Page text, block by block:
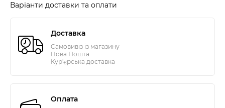
Варіанти доставки та оплати
Доставка
Самовивіз із магазину
Нова Пошта
Кур'єрська доставка
Оплата